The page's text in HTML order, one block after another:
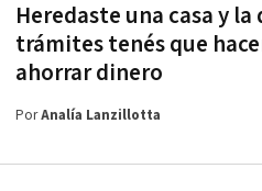
Heredaste una casa y
trámites tenés que
ahorrar dinero
PorAnalía Lanzillotta